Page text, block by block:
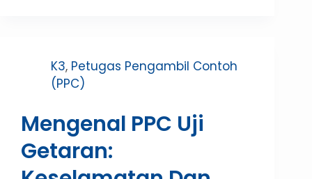
K3, Petugas Pengambil Contoh
(PPC)
Mengenal PPC Uji
Getaran: